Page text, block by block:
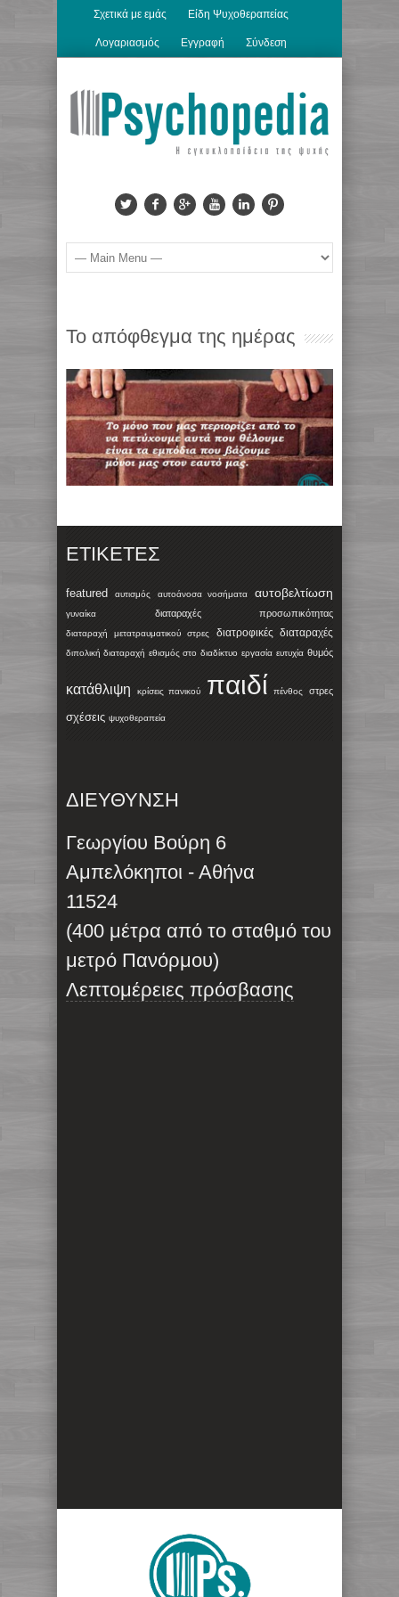
Σχετικά με εμάς Είδη Ψυχοθεραπείας
Λογαριασμός Εγγραφή Σύνδεση
Το απόφθεγμα της ημέρας
ΕΤΙΚΈΤΕΣ
featured αυτισμός αυτοάνοσα νοσήματα αυτοβελτίωση
γυναίκα διαταραχές προσωπικότητας
διαταραχή μετατραυματικού στρες διατροφικές διαταραχές
διπολική διαταραχή εθισμός στο διαδίκτυο εργασία ευτυχία θυμός
κατάθλιψη κρίσεις πανικού παιδί πένθος στρες
σχέσεις ψυχοθεραπεία
ΔΙΕΥΘΥΝΣΗ
Γεωργίου Βούρη 6
Αμπελόκηποι - Αθήνα
11524
(400 μέτρα από το σταθμό του
μετρό Πανόρμου)
Λεπτομέρειες πρόσβασης